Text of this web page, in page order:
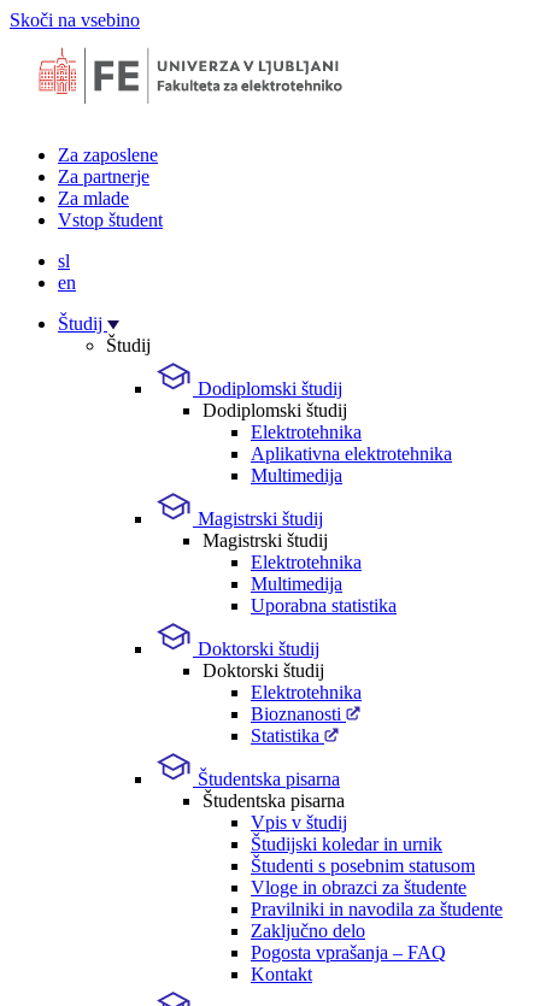
Skoči na vsebino
Za zaposlene
Za partnerje
Za mlade
Vstop študent
sl
en
Študij
Študij
Dodiplomski študij
Dodiplomski študij
Elektrotehnika
Aplikativna elektrotehnika
Multimedija
Magistrski študij
Magistrski študij
Elektrotehnika
Multimedija
Uporabna statistika
Doktorski študij
Doktorski študij
Elektrotehnika
Bioznanosti
Statistika
Študentska pisarna
Študentska pisarna
Vpis v študij
Študijski koledar in urnik
Študenti s posebnim statusom
Vloge in obrazci za študente
Pravilniki in navodila za študente
Zaključno delo
Pogosta vprašanja – FAQ
Kontakt